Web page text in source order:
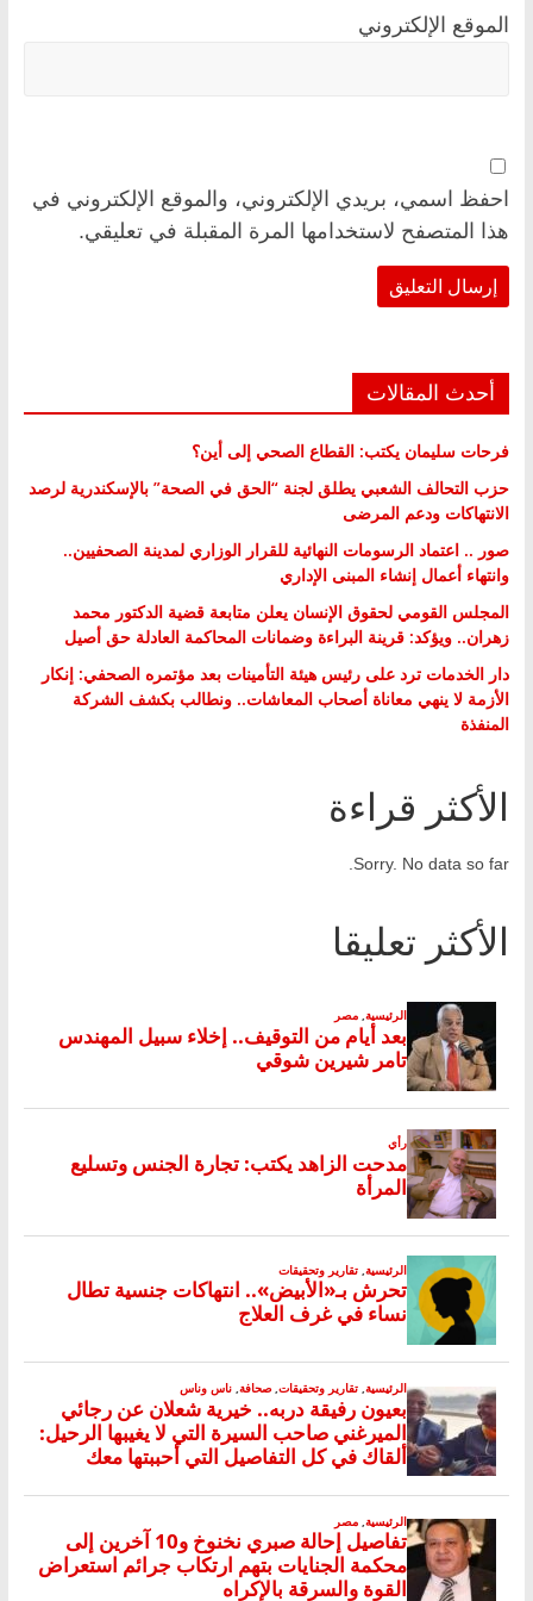
الموقع الإلكتروني
احفظ اسمي، بريدي الإلكتروني، والموقع الإلكتروني في
هذا المتصفح لاستخدامها المرة المقبلة في تعليقي.
أحدث المقالات
فرحات سليمان يكتب: القطاع الصحي إلى أين؟
حزب التحالف الشعبي يطلق لجنة “الحق في الصحة” بالإسكندرية لرصد
الانتهاكات ودعم المرضى
صور .. اعتماد الرسومات النهائية للقرار الوزاري لمدينة الصحفيين..
وانتهاء أعمال إنشاء المبنى الإداري
المجلس القومي لحقوق الإنسان يعلن متابعة قضية الدكتور محمد
زهران.. ويؤكد: قرينة البراءة وضمانات المحاكمة العادلة حق أصيل
دار الخدمات ترد على رئيس هيئة التأمينات بعد مؤتمره الصحفي: إنكار
الأزمة لا ينهي معاناة أصحاب المعاشات.. ونطالب بكشف الشركة
المنفذة
الأكثر قراءة
Sorry. No data so far.
الأكثر تعليقا